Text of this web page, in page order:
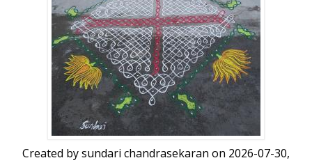
Created bysundari chandrasekaran on 2026-07-30,